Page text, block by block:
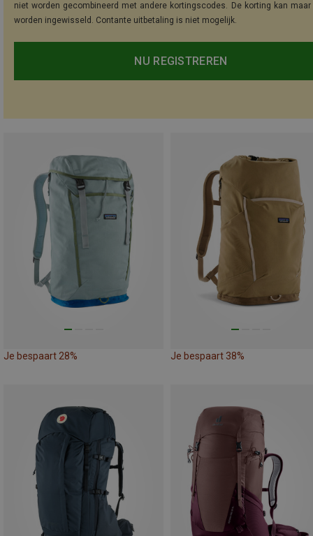
niet worden gecombineerd met andere kortingscodes. De korting kan maar
worden ingewisseld. Contante uitbetaling is niet mogelijk.
NU REGISTREREN
Je bespaart 28% Je bespaart 38%